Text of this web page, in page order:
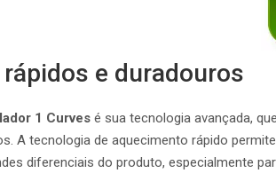
e duradouros
1 Curves é sua tecnologia avançada,
A tecnologia de aquecimento rápido
diferenciais do produto, especialmente